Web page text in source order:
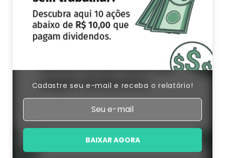
Cadastre seu e-mail e receba o relatório!
BAIXAR AGORA